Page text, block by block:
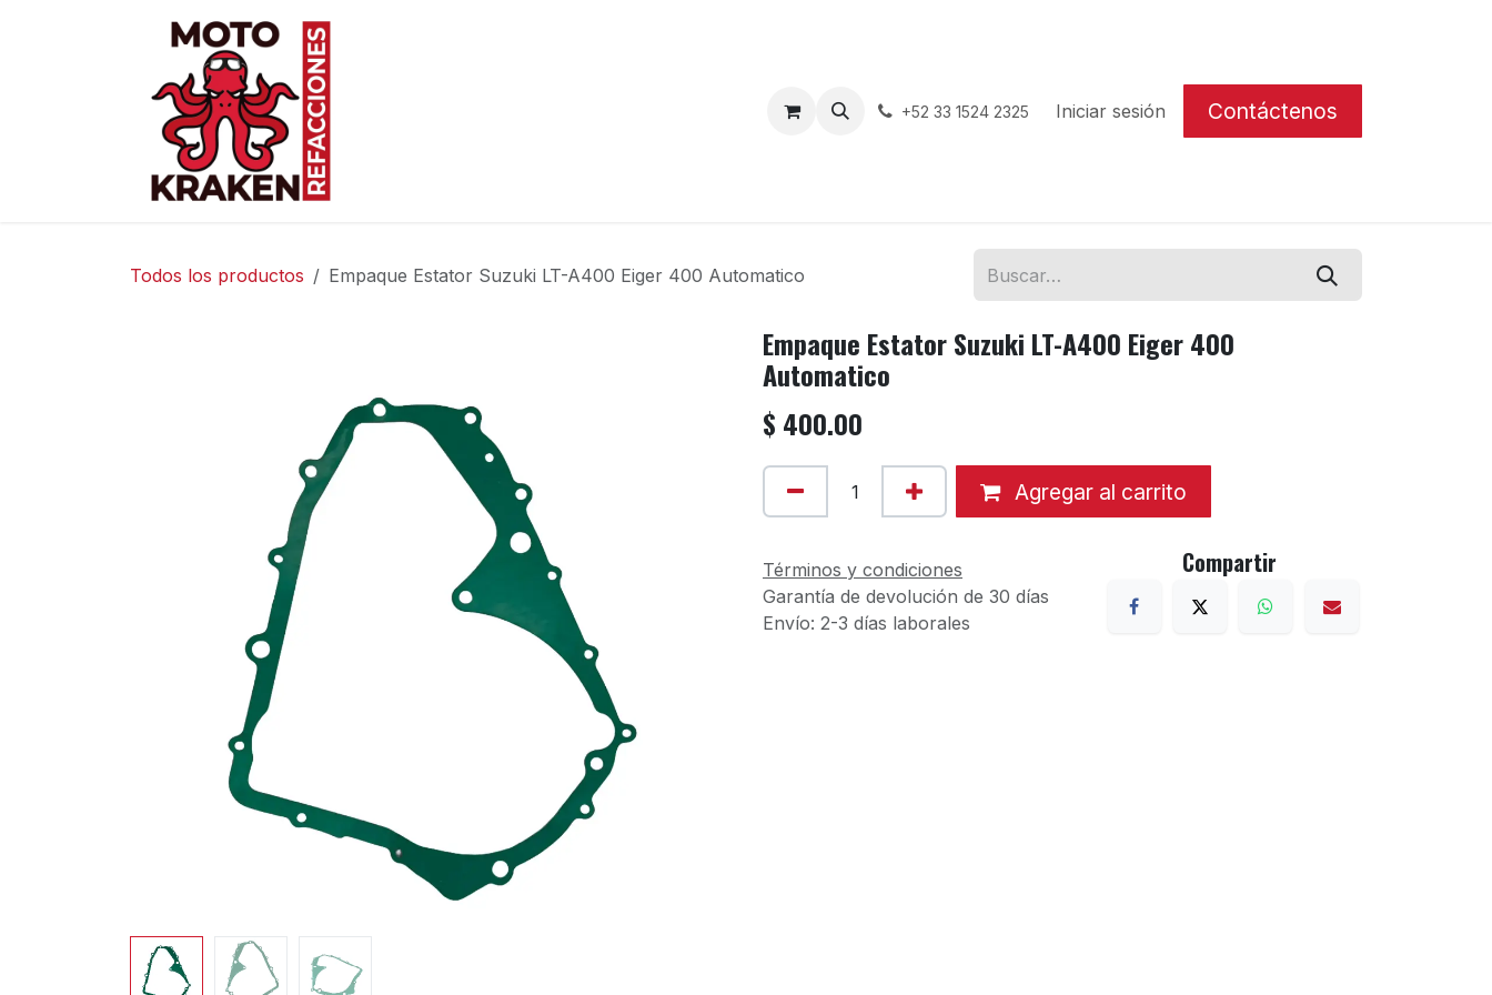
Contáctenos+52 33 1524 2325 Iniciar sesión Contáctenos
Todos los productos Empaque Estator Suzuki LT-A400 Eiger 400 Automatico
Empaque Estator Suzuki LT-A400 Eiger 400
Automatico
$ 400.00
Agregar al carrito
Términos y condiciones
Garantía de devolución de 30 días
Envío: 2-3 días laborales
Compartir